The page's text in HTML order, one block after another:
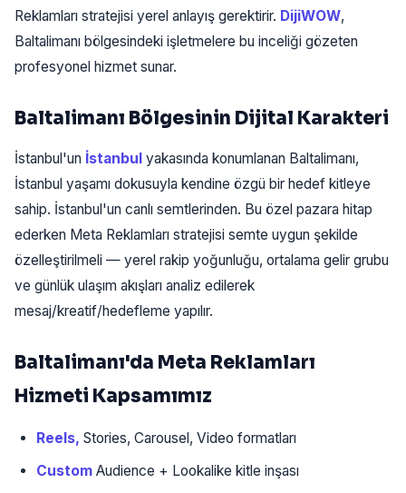
Reklamları stratejisi yerel anlayış gerektirir. DijiWOW,
Baltalimanı bölgesindeki işletmelere bu inceliği gözeten
profesyonel hizmet sunar.
Baltalimanı Bölgesinin Dijital Karakteri
İstanbul'un İstanbul yakasında konumlanan Baltalimanı,
İstanbul yaşamı dokusuyla kendine özgü bir hedef kitleye
sahip. İstanbul'un canlı semtlerinden. Bu özel pazara hitap
ederken Meta Reklamları stratejisi semte uygun şekilde
özelleştirilmeli — yerel rakip yoğunluğu, ortalama gelir grubu
ve günlük ulaşım akışları analiz edilerek
mesaj/kreatif/hedefleme yapılır.
Baltalimanı'da Meta Reklamları
Hizmeti Kapsamımız
Reels, Stories, Carousel, Video formatları
Custom Audience + Lookalike kitle inşası